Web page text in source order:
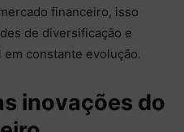
financeiro, isso
de diversificação e
constante evolução.
inovações do